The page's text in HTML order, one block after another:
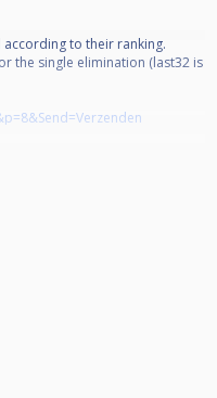
to their ranking.
the single elimination (last32 is